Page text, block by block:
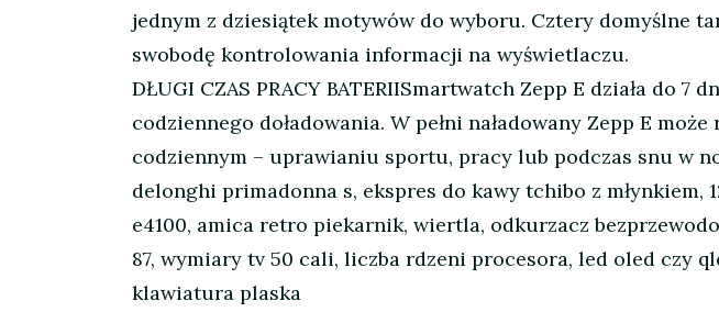
jednym z dziesiątek motywów do wyboru. Cztery domyślne
swobodę kontrolowania informacji na wyświetlaczu.
DŁUGI CZAS PRACY BATERIISmartwatch Zepp E działa do
codziennego doładowania. W pełni naładowany Zepp E
codziennym – uprawianiu sportu, pracy lub podczas snu w
delonghi primadonna s, ekspres do kawy tchibo z młynkiem,
e4100, amica retro piekarnik, wiertla, odkurzacz
87, wymiary tv 50 cali, liczba rdzeni procesora, led oled czy
klawiatura plaska